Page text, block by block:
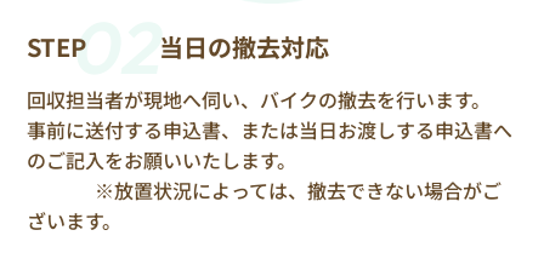
STEP02
当日の撤去対応
回収担当者が現地へ伺い、バイクの撤去を行います。
事前に送付する申込書、または当日お渡しする申込書へ
のご記入をお願いいたします。
※放置状況によっては、撤去できない場合がご
ざいます。